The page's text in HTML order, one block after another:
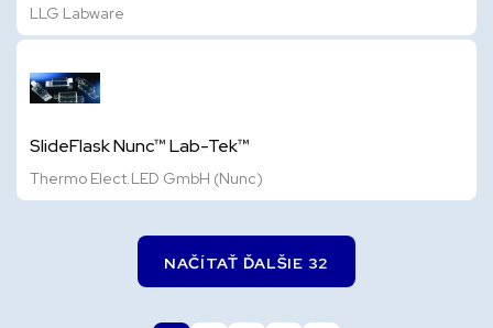
LLG Labware
SlideFlask Nunc™ Lab-Tek™
Thermo Elect.LED GmbH (Nunc)
NAČÍTAŤ ĎALŠIE 32